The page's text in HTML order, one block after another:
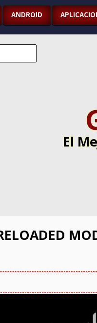
ANDROID
El